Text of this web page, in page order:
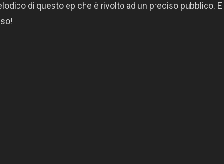
di questo ep che è rivolto ad un preciso pubblico. E